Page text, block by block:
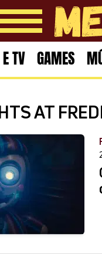
TV GAMES
AT